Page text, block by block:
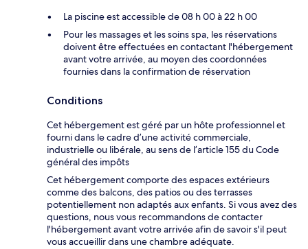
La piscine est accessible de 08 h 00 à 22 h 00
Pour les massages et les soins spa, les réservations
doivent être effectuées en contactant l'hébergement
avant votre arrivée, au moyen des coordonnées
fournies dans la confirmation de réservation
Conditions
Cet hébergement est géré par un hôte professionnel et
fourni dans le cadre d’une activité commerciale,
industrielle ou libérale, au sens de l’article 155 du Code
général des impôts
Cet hébergement comporte des espaces extérieurs
comme des balcons, des patios ou des terrasses
potentiellement non adaptés aux enfants. Si vous avez des
questions, nous vous recommandons de contacter
l'hébergement avant votre arrivée afin de savoir s'il peut
vous accueillir dans une chambre adéquate.